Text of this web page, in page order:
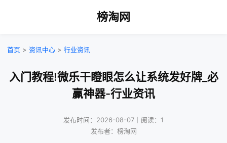
榜淘网
首页 > 资讯中心 > 行业资讯
入门教程!微乐干瞪眼怎么让系统发好牌_必
赢神器-行业资讯
发布时间：2026-08-07｜阅读：1
发布者：榜淘网